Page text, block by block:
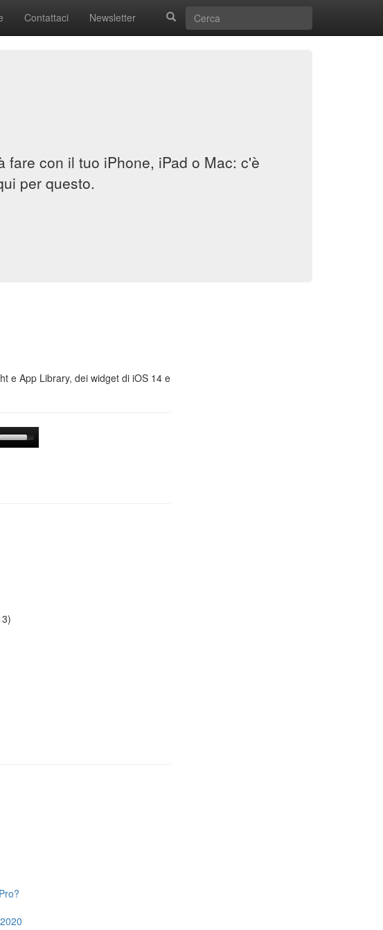
Contattaci Newsletter
con il tuo iPhone, iPad o Mac: c'è
per questo.
e App Library, dei widget di iOS 14 e